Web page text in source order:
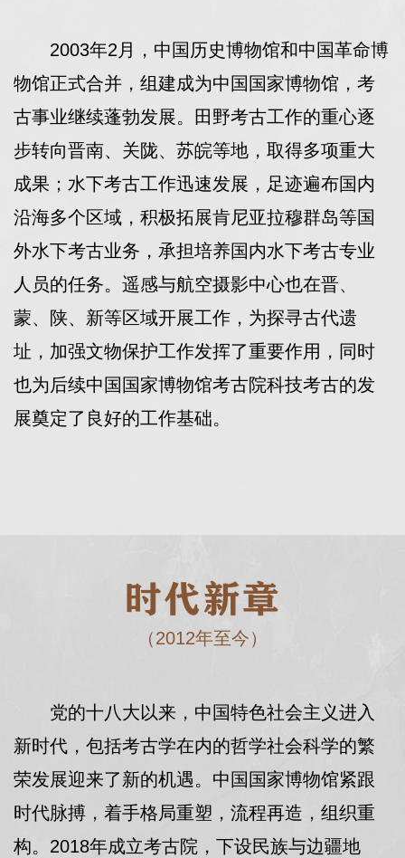
2003年2月，中国历史博物馆和中国革命博
物馆正式合并，组建成为中国国家博物馆，考
古事业继续蓬勃发展。田野考古工作的重心逐
步转向晋南、关陇、苏皖等地，取得多项重大
成果；水下考古工作迅速发展，足迹遍布国内
沿海多个区域，积极拓展肯尼亚拉穆群岛等国
外水下考古业务，承担培养国内水下考古专业
人员的任务。遥感与航空摄影中心也在晋、
蒙、陕、新等区域开展工作，为探寻古代遗
址，加强文物保护工作发挥了重要作用，同时
也为后续中国国家博物馆考古院科技考古的发
展奠定了良好的工作基础。
（2012年至今）
党的十八大以来，中国特色社会主义进入
新时代，包括考古学在内的哲学社会科学的繁
荣发展迎来了新的机遇。中国国家博物馆紧跟
时代脉搏，着手格局重塑，流程再造，组织重
构。2018年成立考古院，下设民族与边疆地